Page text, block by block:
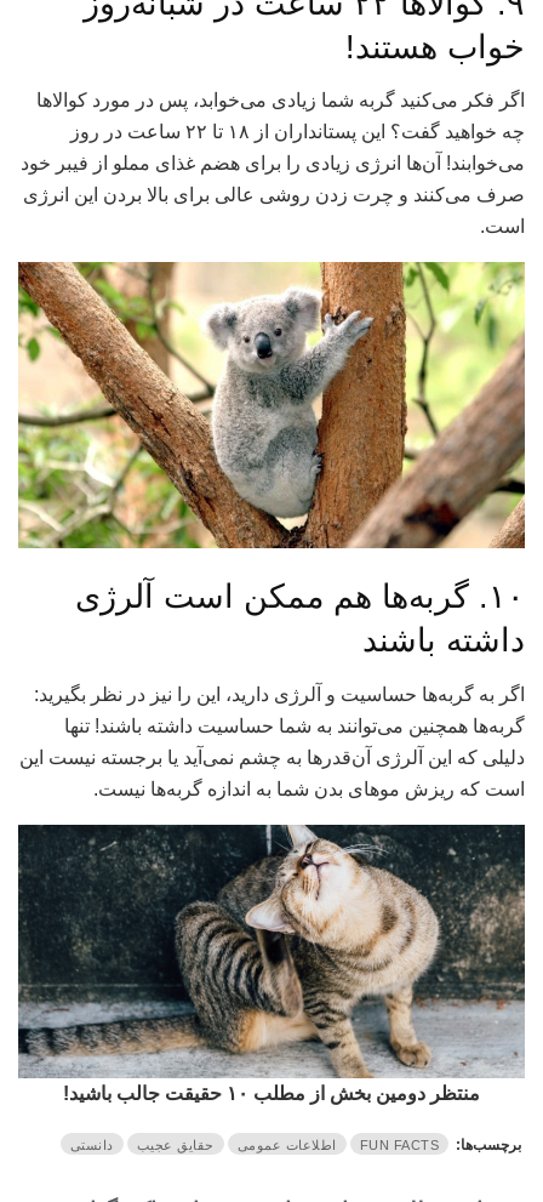
خواب هستند!
اگر فکر می‌کنید گربه شما زیادی می‌خوابد، پس در مورد کوالا‌ها
چه خواهید گفت؟ این پستانداران از ۱۸ تا ۲۲ ساعت در روز
می‌خوابند! آن‌ها انرژی زیادی را برای هضم غذای مملو از فیبر خود
صرف می‌کنند و چرت زدن روشی عالی برای بالا بردن این انرژی
است.
۱۰. گربه‌ها هم ممکن است آلرژی
داشته باشند
اگر به گربه‌ها حساسیت و آلرژی دارید، این را نیز در نظر بگیرید:
گربه‌ها همچنین می‌توانند به شما حساسیت داشته باشند! تنها
دلیلی که این آلرژی آن‌قدرها به چشم نمی‌آید یا برجسته نیست این
است که ریزش مو‌های بدن شما به ‌اندازه گربه‌ها نیست.
منتظر دومین بخش از مطلب ۱۰ حقیقت جالب باشید!
برچسب‌ها: FUN FACTS اطلاعات عمومی حقایق عجیب دانستی